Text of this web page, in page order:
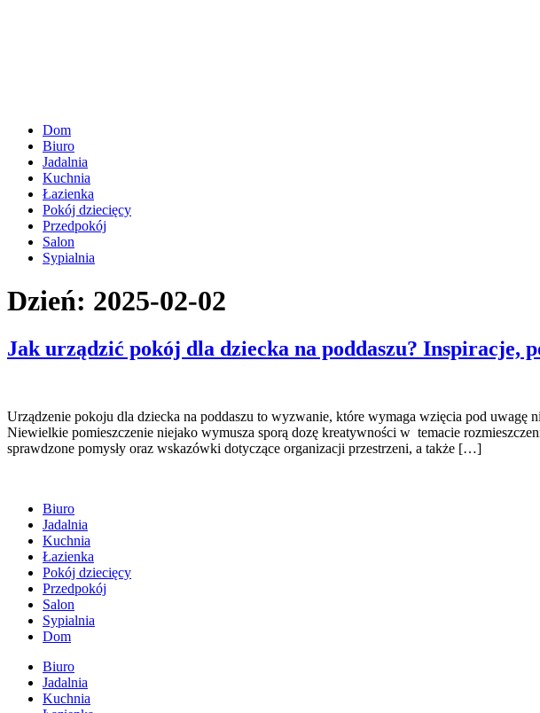
Dom
Biuro
Jadalnia
Kuchnia
Łazienka
Pokój dziecięcy
Przedpokój
Salon
Sypialnia
Dzień: 2025-02-02
Jak urządzić pokój dla dziecka na poddaszu? Inspiracje,
Urządzenie pokoju dla dziecka na poddaszu to wyzwanie, które wymaga wzięcia pod
Niewielkie pomieszczenie niejako wymusza sporą dozę kreatywności w temacie
sprawdzone pomysły oraz wskazówki dotyczące organizacji przestrzeni, a także […]
Biuro
Jadalnia
Kuchnia
Łazienka
Pokój dziecięcy
Przedpokój
Salon
Sypialnia
Dom
Biuro
Jadalnia
Kuchnia